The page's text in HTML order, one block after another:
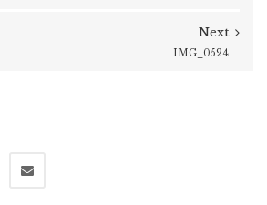
Next
IMG_0524